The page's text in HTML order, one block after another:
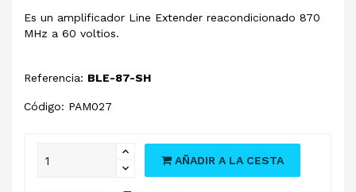
Es un amplificador Line Extender reacondicionado 870
MHz a 60 voltios.
Referencia: BLE-87-SH
Código: PAM027
AÑADIR A LA CESTA